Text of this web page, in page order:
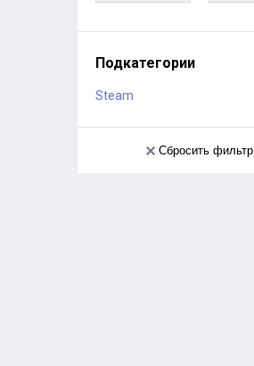
Подкатегории
Steam
Сбросить фильтр